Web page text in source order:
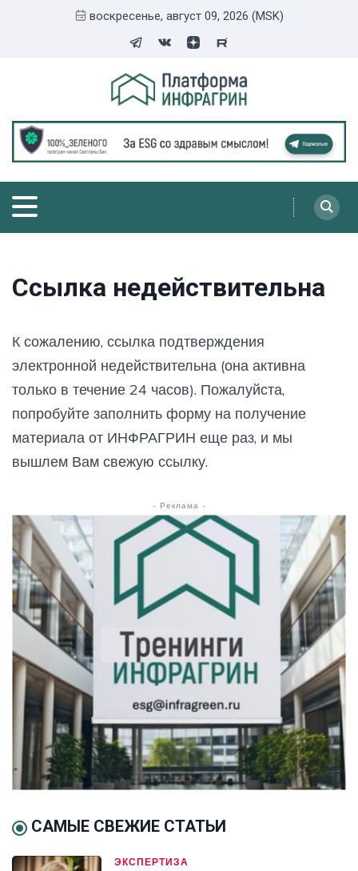
воскресенье, август 09, 2026 (MSK)
Ссылка недействительна
К сожалению, ссылка подтверждения
электронной недействительна (она активна
только в течение 24 часов). Пожалуйста,
попробуйте заполнить форму на получение
материала от ИНФРАГРИН еще раз, и мы
вышлем Вам свежую ссылку.
- Реклама -
САМЫЕ СВЕЖИЕ СТАТЬИ
ЭКСПЕРТИЗА